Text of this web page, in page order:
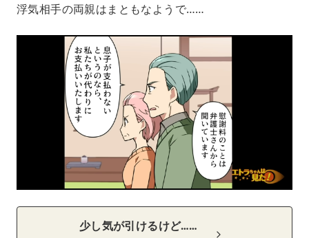
浮気相手の両親はまともなようで……
少し気が引けるけど……